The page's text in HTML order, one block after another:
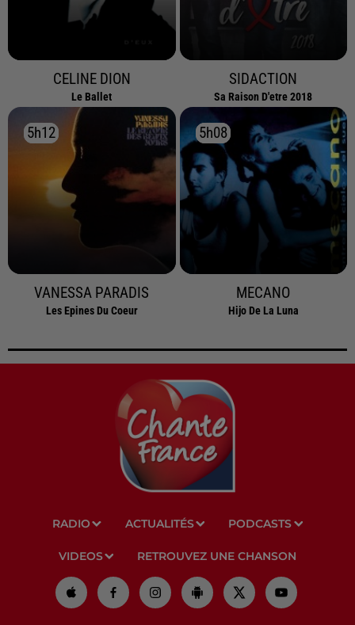
CELINE DION
Le Ballet
SIDACTION
Sa Raison D'etre 2018
5h12
5h12
VANESSA PARADIS
Les Epines Du Coeur
5h08
5h08
MECANO
Hijo De La Luna
RADIO ACTUALITÉS PODCASTS
VIDEOS RETROUVEZ UNE CHANSON